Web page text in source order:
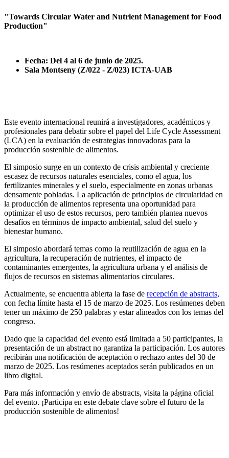
"Towards Circular Water and Nutrient Management for Food
Production"
Fecha: Del 4 al 6 de junio de 2025.
Sala Montseny (Z/022 - Z/023) ICTA-UAB
Este evento internacional reunirá a investigadores, académicos y
profesionales para debatir sobre el papel del Life Cycle Assessment
(LCA) en la evaluación de estrategias innovadoras para la
producción sostenible de alimentos.
El simposio surge en un contexto de crisis ambiental y creciente
escasez de recursos naturales esenciales, como el agua, los
fertilizantes minerales y el suelo, especialmente en zonas urbanas
densamente pobladas. La aplicación de principios de circularidad en
la producción de alimentos representa una oportunidad para
optimizar el uso de estos recursos, pero también plantea nuevos
desafíos en términos de impacto ambiental, salud del suelo y
bienestar humano.
El simposio abordará temas como la reutilización de agua en la
agricultura, la recuperación de nutrientes, el impacto de
contaminantes emergentes, la agricultura urbana y el análisis de
flujos de recursos en sistemas alimentarios circulares.
Actualmente, se encuentra abierta la fase de recepción de abstracts,
con fecha límite hasta el 15 de marzo de 2025. Los resúmenes deben
tener un máximo de 250 palabras y estar alineados con los temas del
congreso.
Dado que la capacidad del evento está limitada a 50 participantes, la
presentación de un abstract no garantiza la participación. Los autores
recibirán una notificación de aceptación o rechazo antes del 30 de
marzo de 2025. Los resúmenes aceptados serán publicados en un
libro digital.
Para más información y envío de abstracts, visita la página oficial
del evento. ¡Participa en este debate clave sobre el futuro de la
producción sostenible de alimentos!